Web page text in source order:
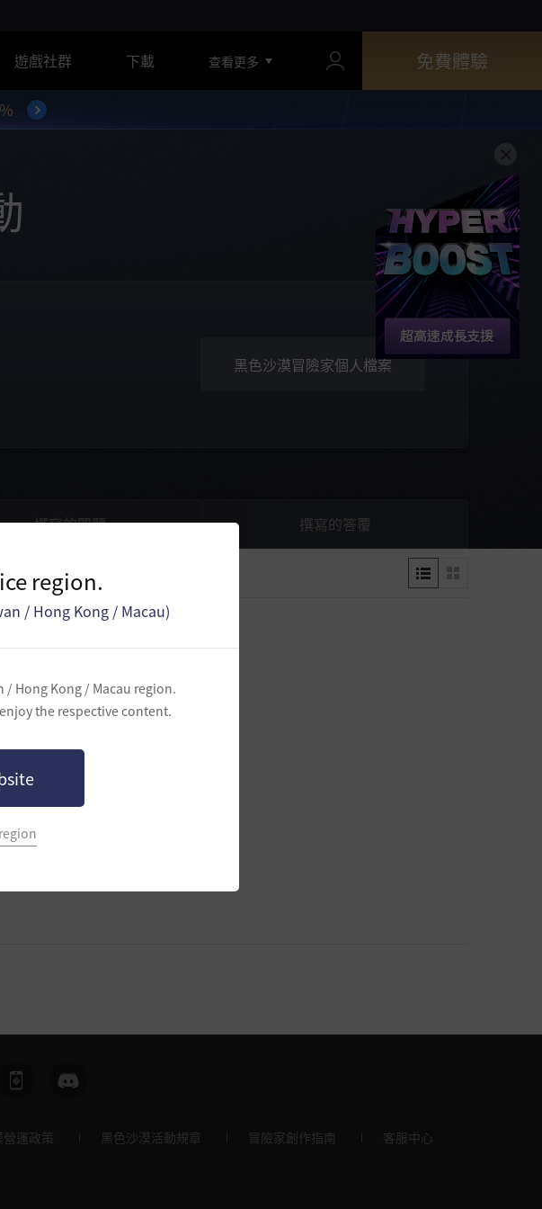
region.
/ Hong Kong / Macau)
Hong Kong / Macau region.
the respective content.
遊戲社群 下載 查看更多 免費體驗
黑色沙漠冒險家個人檔案
撰寫的問題 撰寫的答覆
運政策 黑色沙漠活動規章 冒險家創作指南
客服中心